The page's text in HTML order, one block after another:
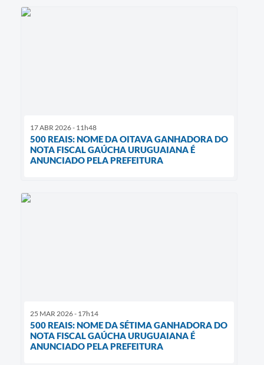
17 ABR 2026 - 11h48
500 REAIS: NOME DA OITAVA GANHADORA DO
NOTA FISCAL GAÚCHA URUGUAIANA É
ANUNCIADO PELA PREFEITURA
25 MAR 2026 - 17h14
500 REAIS: NOME DA SÉTIMA GANHADORA DO
NOTA FISCAL GAÚCHA URUGUAIANA É
ANUNCIADO PELA PREFEITURA